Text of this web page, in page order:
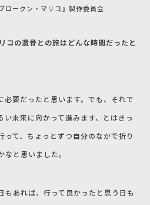
ロークン・マリコ』製作委員会
コの遺骨との旅はどんな時間だったと
必要だったと思います。でも、それで
未来に向かって進みます、とはきっ
って、ちょっとずつ自分のなかで折り
と思いました。
もあれば、行って良かったと思う日も